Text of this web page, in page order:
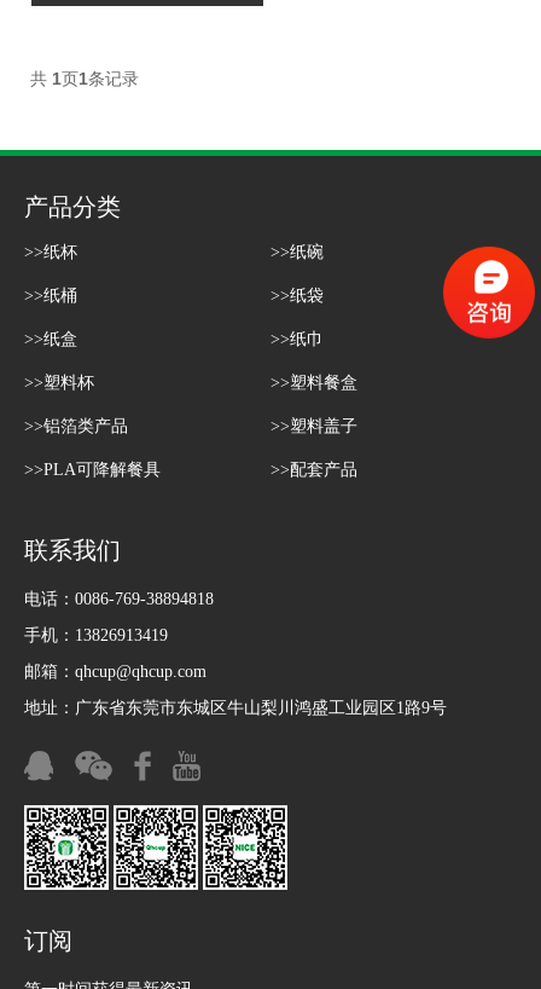
共 1页1条记录
产品分类
>>纸杯 >>纸碗
>>纸桶 >>纸袋
>>纸盒 >>纸巾
>>塑料杯 >>塑料餐盒
>>铝箔类产品 >>塑料盖子
>>PLA可降解餐具 >>配套产品
联系我们
电话：0086-769-38894818
手机：13826913419
邮箱：qhcup@qhcup.com
地址：广东省东莞市东城区牛山梨川鸿盛工业园区1路9号
订阅